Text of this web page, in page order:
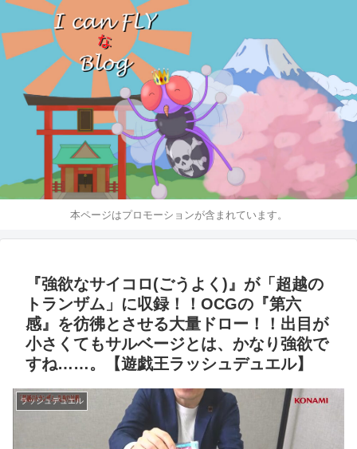
本ページはプロモーションが含まれています。
『強欲なサイコロ(ごうよく)』が「超越の
トランザム」に収録！！OCGの『第六
感』を彷彿とさせる大量ドロー！！出目が
小さくてもサルベージとは、かなり強欲で
すね……。【遊戯王ラッシュデュエル】
ラッシュデュエル